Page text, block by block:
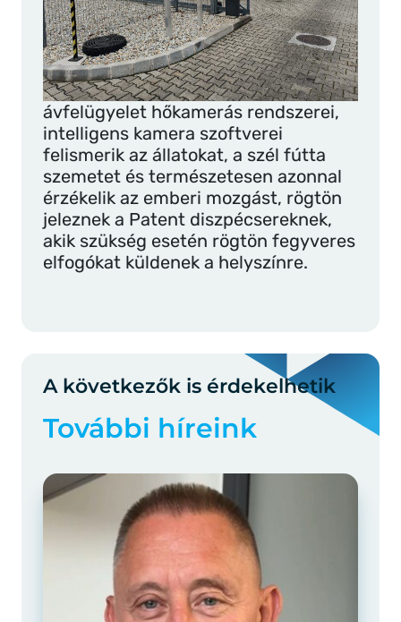
ávfelügyelet hőkamerás rendszerei,
intelligens kamera szoftverei
felismerik az állatokat, a szél fútta
szemetet és természetesen azonnal
érzékelik az emberi mozgást, rögtön
jeleznek a Patent diszpécsereknek,
akik szükség esetén rögtön fegyveres
elfogókat küldenek a helyszínre.
A következők is érdekelhetik
További híreink